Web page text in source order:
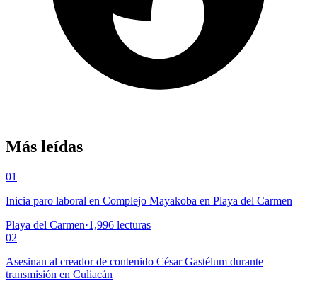
Más leídas
01
Inicia paro laboral en Complejo Mayakoba en Playa del Carmen
Playa del Carmen·1,996 lecturas
02
Asesinan al creador de contenido César Gastélum durante
transmisión en Culiacán